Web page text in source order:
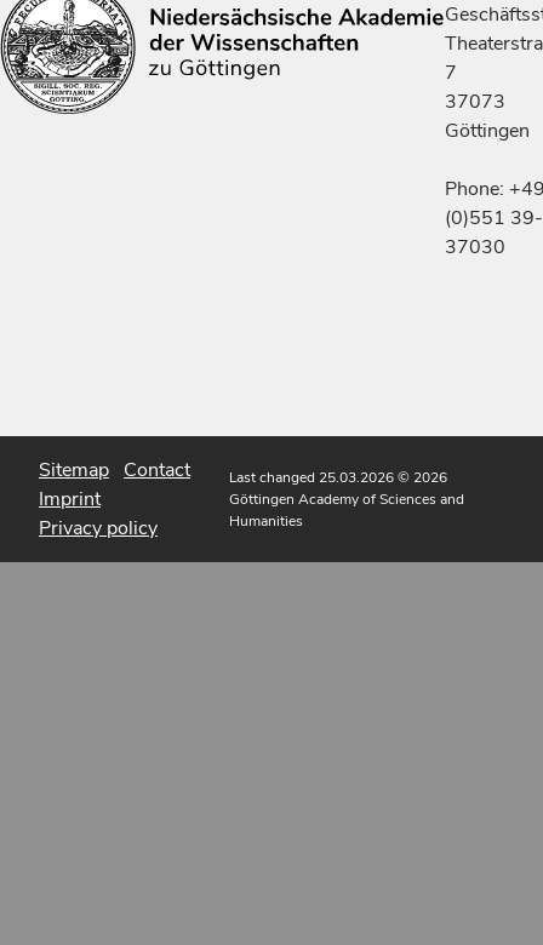
7
37073
Göttingen
Phone:
(0)551 39-
37030
Sitemap Contact
Imprint
Privacy policy
Last changed 25.03.2026© 2026
Göttingen Academy of Sciences and
Humanities